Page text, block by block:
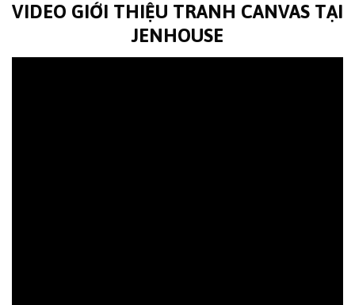
VIDEO GIỚI THIỆU TRANH CANVAS TẠI
JENHOUSE